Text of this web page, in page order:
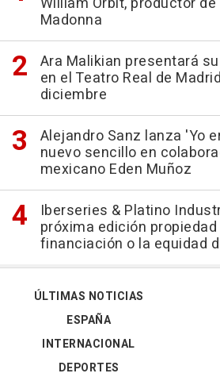
Madonna
Ara Malikian presentará
en el Teatro Real de
diciembre
Alejandro Sanz lanza 'Yo
nuevo sencillo en
mexicano Eden Muñoz
Iberseries & Platino
próxima edición
financiación o la equidad
ÚLTIMAS NOTICIAS
ESPAÑA
INTERNACIONAL
DEPORTES